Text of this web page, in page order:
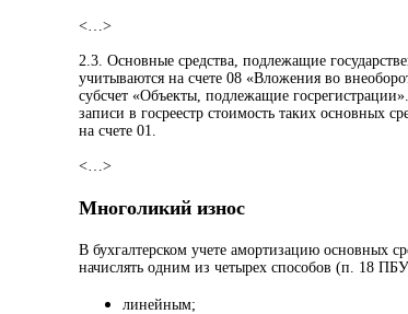
<…>
2.3. Основные средства, подлежащие
учитываются на счете 08 «Вложения во
субсчет «Объекты, подлежащие
записи в госреестр стоимость таких основных
на счете 01.
<…>
Многоликий износ
В бухгалтерском учете амортизацию основных
начислять одним из четырех способов (п. 18
линейным;